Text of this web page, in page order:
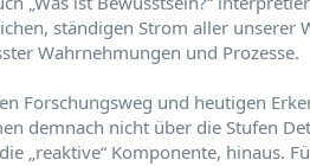
ständigen Strom aller
Wahrnehmungen und Prozesse.
Forschungsweg und heutigen
demnach nicht über die Stufen
„reaktive“ Komponente, hinaus.